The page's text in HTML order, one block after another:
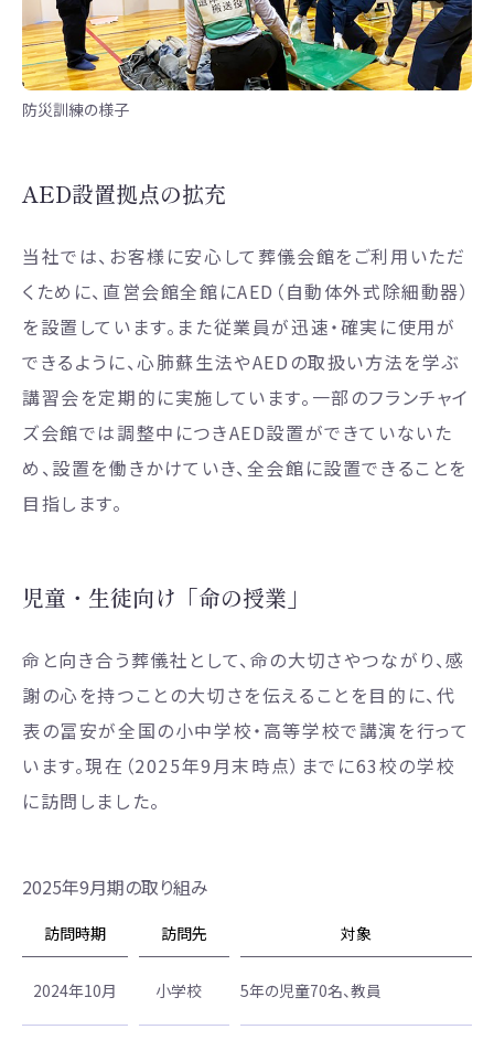
防災訓練の様子
AED設置拠点の拡充
当社では、お客様に安心して葬儀会館をご利用いただ
くために、直営会館全館にAED（自動体外式除細動器）
を設置しています。また従業員が迅速・確実に使用が
できるように、心肺蘇生法やAEDの取扱い方法を学ぶ
講習会を定期的に実施しています。一部のフランチャイ
ズ会館では調整中につきAED設置ができていないた
め、設置を働きかけていき、全会館に設置できることを
目指します。
児童・生徒向け「命の授業」
命と向き合う葬儀社として、命の大切さやつながり、感
謝の心を持つことの大切さを伝えることを目的に、代
表の冨安が全国の小中学校・高等学校で講演を行って
います。現在（2025年9月末時点）までに63校の学校
に訪問しました。
2025年9月期の取り組み
訪問時期 訪問先 対象
2024年10月 小学校 5年の児童70名、教員